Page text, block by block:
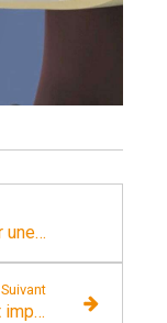
Fixation d’une prothèse par une barre sur 4 implants
Suivant
Mandibule complète et traitement implantaire pour un bridge fixe vissé